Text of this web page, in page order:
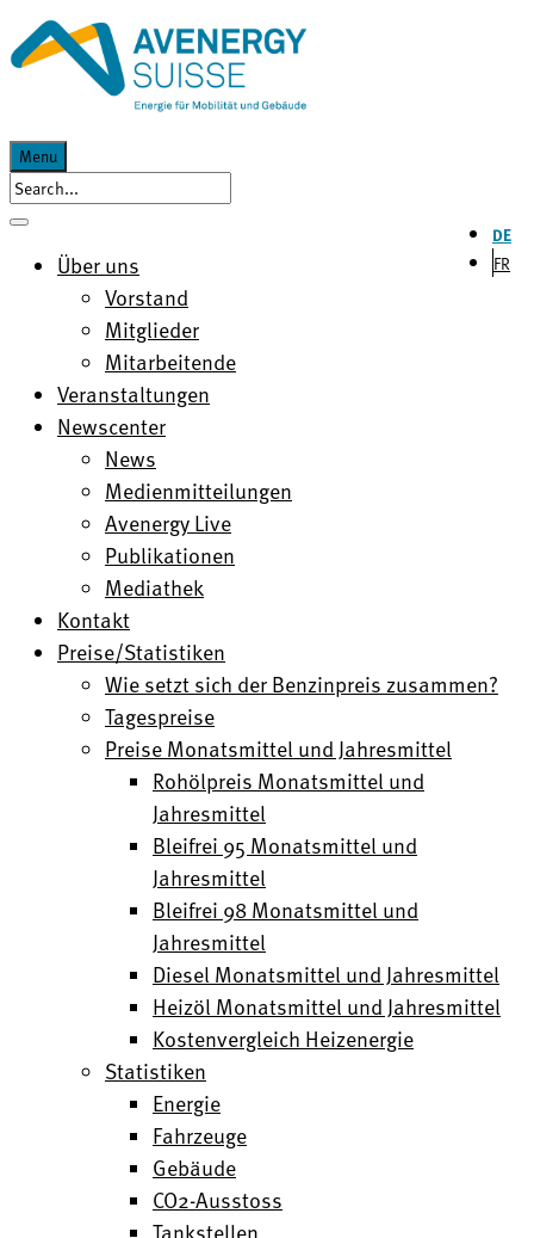
Menu
DE
FR
Über uns
Vorstand
Mitglieder
Mitarbeitende
Veranstaltungen
Newscenter
News
Medienmitteilungen
Avenergy Live
Publikationen
Mediathek
Kontakt
Preise/Statistiken
Wie setzt sich der Benzinpreis zusammen?
Tagespreise
Preise Monatsmittel und Jahresmittel
Rohölpreis Monatsmittel und
Jahresmittel
Bleifrei 95 Monatsmittel und
Jahresmittel
Bleifrei 98 Monatsmittel und
Jahresmittel
Diesel Monatsmittel und Jahresmittel
Heizöl Monatsmittel und Jahresmittel
Kostenvergleich Heizenergie
Statistiken
Energie
Fahrzeuge
Gebäude
CO2-Ausstoss
Tankstellen